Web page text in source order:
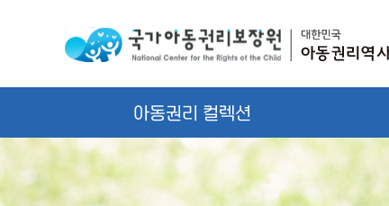
아동권리 컬렉션
합